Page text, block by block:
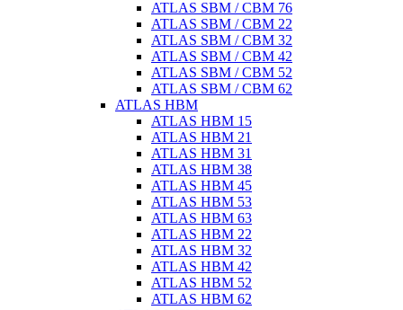
ATLAS SBM / CBM 76
ATLAS SBM / CBM 22
ATLAS SBM / CBM 32
ATLAS SBM / CBM 42
ATLAS SBM / CBM 52
ATLAS SBM / CBM 62
ATLAS HBM
ATLAS HBM 15
ATLAS HBM 21
ATLAS HBM 31
ATLAS HBM 38
ATLAS HBM 45
ATLAS HBM 53
ATLAS HBM 63
ATLAS HBM 22
ATLAS HBM 32
ATLAS HBM 42
ATLAS HBM 52
ATLAS HBM 62